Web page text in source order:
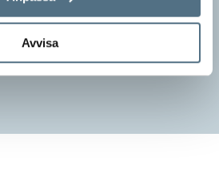
Avvisa
ordvitsar alltid går hem. En bra
ett träffsäkert budskap om
knorr, säger Anders Svensson,